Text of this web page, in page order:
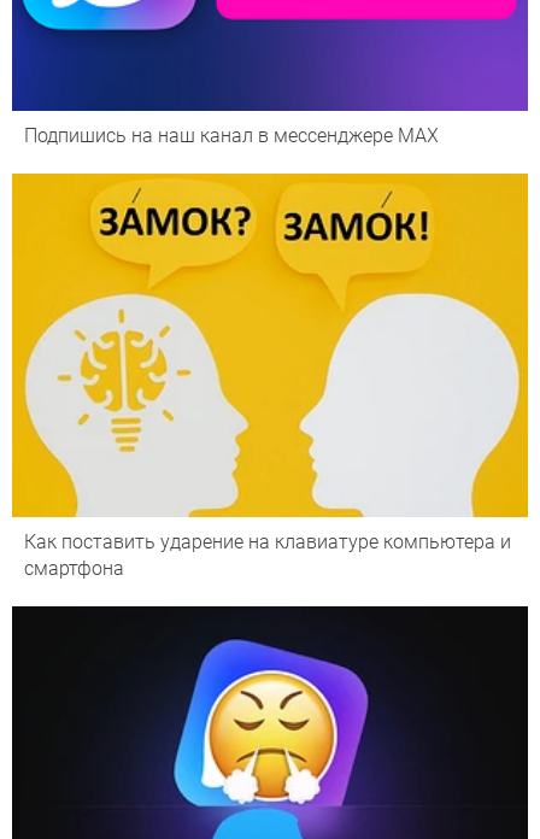
Подпишись на наш канал в мессенджере МАХ
Как поставить ударение на клавиатуре компьютера и
смартфона